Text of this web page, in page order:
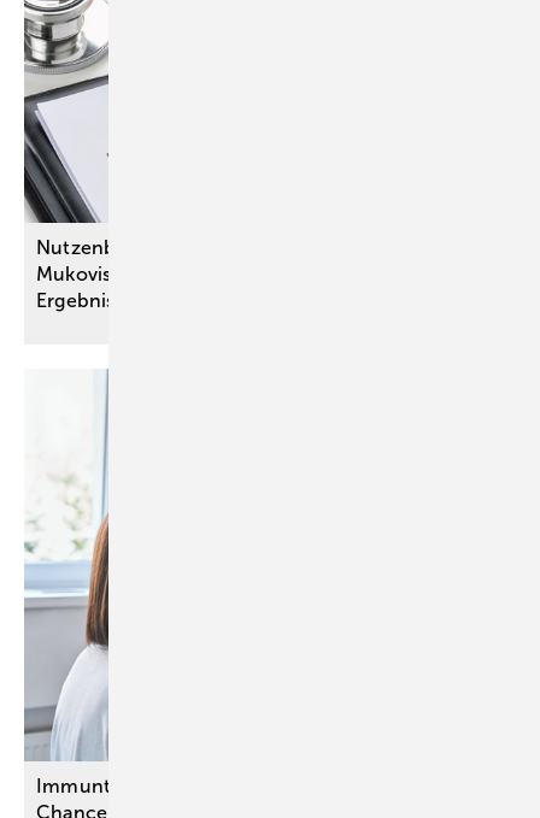
Nutzenbewertung von Arzneimitteln bei
Mukoviszidose und Hämophilie B mit sehr guten
Ergebnissen
Immuntherapie: Pembrolizumab eröffnet erstmals
Chance auf Heilung bei fortgeschrittenem